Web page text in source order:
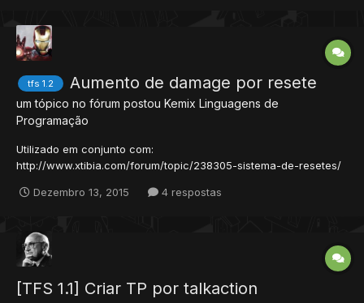
tfs 1.2 Aumento de damage por resete
um tópico no fórum postou Kemix Linguagens de
Programação
Utilizado em conjunto com:
http://www.xtibia.com/forum/topic/238305-sistema-de-resetes/
abaixo: int mares =
damage.primary.value = normal_random(
LuaScriptInterface::getNumber<in...
Dezembro 13, 2015 4 respostas
[TFS 1.1] Criar TP por talkaction